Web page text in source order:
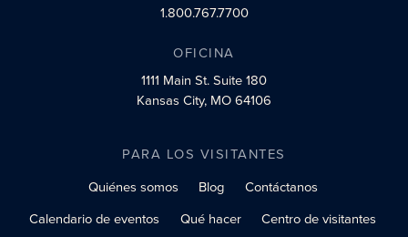
1.800.767.7700
OFICINA
1111 Main St.Suite 180
Kansas City, MO 64106
PARA LOS VISITANTES
Quiénes somos
Blog
Contáctanos
Calendario de eventos
Qué hacer Centro de visitantes